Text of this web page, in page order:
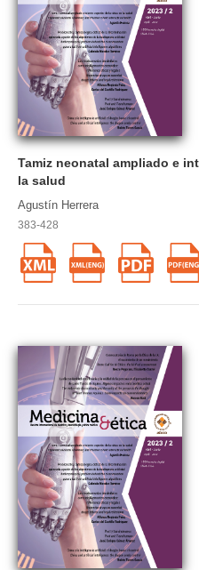
Tamiz neonatal ampliado e
la salud
Agustín Herrera
383-428